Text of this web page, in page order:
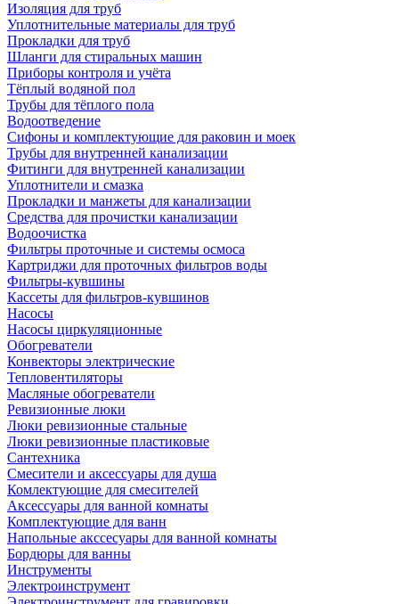
Изоляция для труб
Уплотнительные материалы для труб
Прокладки для труб
Шланги для стиральных машин
Приборы контроля и учёта
Тёплый водяной пол
Трубы для тёплого пола
Водоотведение
Сифоны и комплектующие для раковин и моек
Трубы для внутренней канализации
Фитинги для внутренней канализации
Уплотнители и смазка
Прокладки и манжеты для канализации
Средства для прочистки канализации
Водоочистка
Фильтры проточные и системы осмоса
Картриджи для проточных фильтров воды
Фильтры-кувшины
Кассеты для фильтров-кувшинов
Насосы
Насосы циркуляционные
Обогреватели
Конвекторы электрические
Тепловентиляторы
Масляные обогреватели
Ревизионные люки
Люки ревизионные стальные
Люки ревизионные пластиковые
Сантехника
Смесители и аксессуары для душа
Комлектующие для смесителей
Аксессуары для ванной комнаты
Комплектующие для ванн
Напольные акссесуары для ванной комнаты
Бордюры для ванны
Инструменты
Электроинструмент